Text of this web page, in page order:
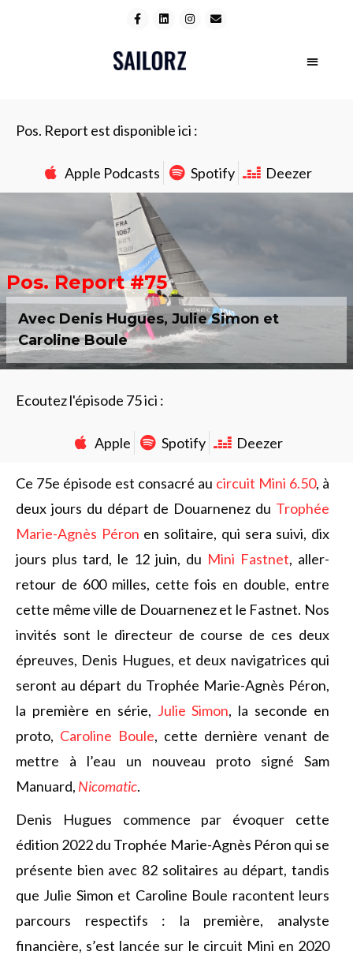
Pos. Report est disponible ici :
Apple Podcasts Spotify Deezer
Pos. Report #75
Avec Denis Hugues, Julie Simon et
Caroline Boule
Ecoutez l'épisode 75 ici :
Apple Spotify Deezer
Ce 75e épisode est consacré au circuit Mini 6.50, à
deux jours du départ de Douarnenez du Trophée
Marie-Agnès Péron en solitaire, qui sera suivi, dix
jours plus tard, le 12 juin, du Mini Fastnet, aller-
retour de 600 milles, cette fois en double, entre
cette même ville de Douarnenez et le Fastnet. Nos
invités sont le directeur de course de ces deux
épreuves, Denis Hugues, et deux navigatrices qui
seront au départ du Trophée Marie-Agnès Péron,
la première en série, Julie Simon, la seconde en
proto, Caroline Boule, cette dernière venant de
mettre à l’eau un nouveau proto signé Sam
Manuard, Nicomatic.
Denis Hugues commence par évoquer cette
édition 2022 du Trophée Marie-Agnès Péron qui se
présente bien avec 82 solitaires au départ, tandis
que Julie Simon et Caroline Boule racontent leurs
parcours respectifs : la première, analyste
financière, s’est lancée sur le circuit Mini en 2020